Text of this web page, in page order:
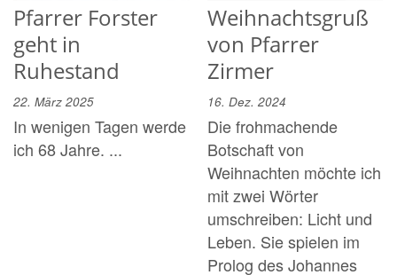
Pfarrer Forster
geht in
Ruhestand
22. März 2025
In wenigen Tagen werde
ich 68 Jahre. ...
Weihnachtsgruß
von Pfarrer
Zirmer
16. Dez. 2024
Die frohmachende
Botschaft von
Weihnachten möchte ich
mit zwei Wörter
umschreiben: Licht und
Leben. Sie spielen im
Prolog des Johannes